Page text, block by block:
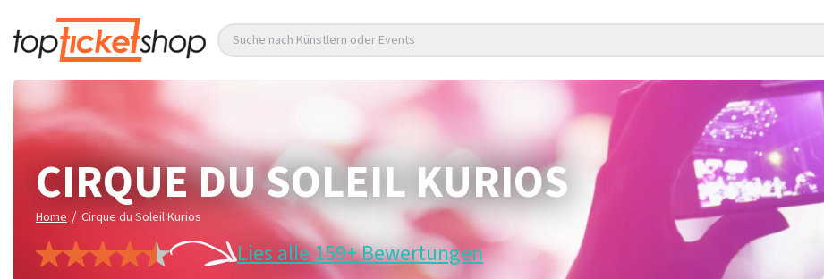
Suche nach Künstlern oder Events
CIRQUE DU SOLEIL KURIOS
Home / Cirque du Soleil Kurios
Lies alle 159+ Bewertungen